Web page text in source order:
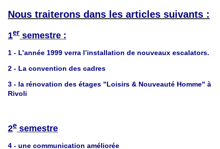
Nous traiterons dans les articles suivants :
1er semestre :
1 - L’année 1999 verra l’installation de nouveaux escalators.
2 - La convention des cadres
3 - la rénovation des étages "Loisirs & Nouveauté Homme" à
Rivoli
2e semestre
4 - une communication améliorée